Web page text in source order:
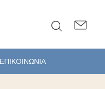
ΕΠΙΚΟΙΝΩΝΙΑ